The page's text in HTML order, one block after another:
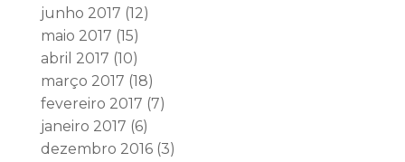
junho 2017 (12)
maio 2017 (15)
abril 2017 (10)
março 2017 (18)
fevereiro 2017 (7)
janeiro 2017 (6)
dezembro 2016(3)